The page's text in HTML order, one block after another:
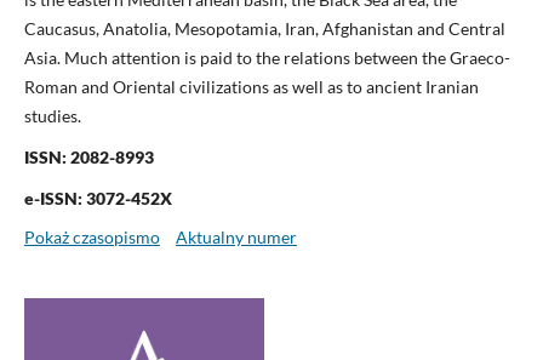
Caucasus, Anatolia, Mesopotamia, Iran, Afghanistan and Central
Asia. Much attention is paid to the relations between the Graeco-
Roman and Oriental civilizations as well as to ancient Iranian
studies.
ISSN: 2082-8993
e-ISSN: 3072-452X
Pokaż czasopismo
Aktualny numer